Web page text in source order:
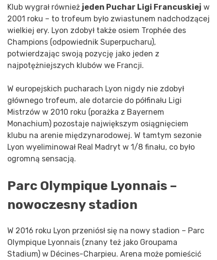
Klub wygrał również jeden Puchar Ligi Francuskiej w
2001 roku – to trofeum było zwiastunem nadchodzącej
wielkiej ery. Lyon zdobył także osiem Trophée des
Champions (odpowiednik Superpucharu),
potwierdzając swoją pozycję jako jeden z
najpotężniejszych klubów we Francji.
W europejskich pucharach Lyon nigdy nie zdobył
głównego trofeum, ale dotarcie do półfinału Ligi
Mistrzów w 2010 roku (porażka z Bayernem
Monachium) pozostaje największym osiągnięciem
klubu na arenie międzynarodowej. W tamtym sezonie
Lyon wyeliminował Real Madryt w 1/8 finału, co było
ogromną sensacją.
Parc Olympique Lyonnais –
nowoczesny stadion
W 2016 roku Lyon przeniósł się na nowy stadion – Parc
Olympique Lyonnais (znany też jako Groupama
Stadium) w Décines-Charpieu. Arena może pomieścić